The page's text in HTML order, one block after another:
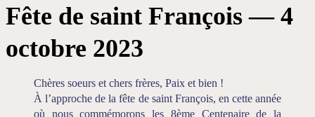
Fête de saint François — 4
octobre 2023
Chères soeurs et chers frères, Paix et bien !
À l’approche de la fête de saint François, en cette année
où nous commémorons les 8ème Centenaire de la